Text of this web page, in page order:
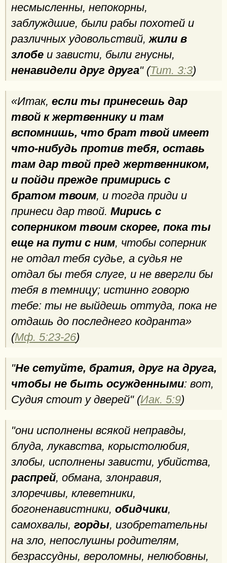
несмысленны, непокорны,
заблуждшие, были рабы похотей и
различных удовольствий, жили в
злобе и зависти, были гнусны,
ненавидели друг друга" (Тит. 3:3)
«Итак, если ты принесешь дар
твой к жертвеннику и там
вспомнишь, что брат твой имеет
что-нибудь против тебя, оставь
там дар твой пред жертвенником,
и пойди прежде примирись с
братом твоим, и тогда приди и
принеси дар твой. Мирись с
соперником твоим скорее, пока ты
еще на пути с ним, чтобы соперник
не отдал тебя судье, а судья не
отдал бы тебя слуге, и не ввергли бы
тебя в темницу; истинно говорю
тебе: ты не выйдешь оттуда, пока не
отдашь до последнего кодранта»
(Мф. 5:23-26)
"Не сетуйте, братия, друг на друга,
чтобы не быть осужденными: вот,
Судия стоит у дверей" (Иак. 5:9)
"они исполнены всякой неправды,
блуда, лукавства, корыстолюбия,
злобы, исполнены зависти, убийства,
распрей, обмана, злонравия,
злоречивы, клеветники,
богоненавистники, обидчики,
самохвалы, горды, изобретательны
на зло, непослушны родителям,
безрассудны, вероломны, нелюбовны,